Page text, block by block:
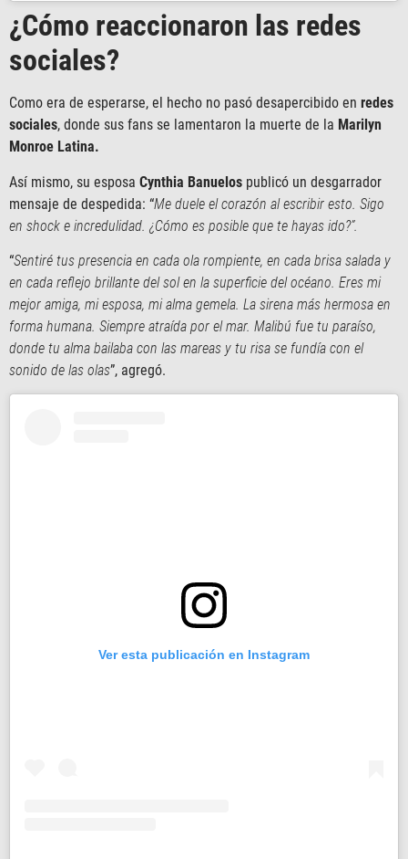
¿Cómo reaccionaron las redes
sociales?
Como era de esperarse, el hecho no pasó desapercibido en redes
sociales, donde sus fans se lamentaron la muerte de la Marilyn
Monroe Latina.
Así mismo, su esposa Cynthia Banuelos publicó un desgarrador
mensaje de despedida: “Me duele el corazón al escribir esto. Sigo
en shock e incredulidad. ¿Cómo es posible que te hayas ido?”.
“Sentiré tus presencia en cada ola rompiente, en cada brisa salada y
en cada reflejo brillante del sol en la superficie del océano. Eres mi
mejor amiga, mi esposa, mi alma gemela. La sirena más hermosa en
forma humana. Siempre atraída por el mar. Malibú fue tu paraíso,
donde tu alma bailaba con las mareas y tu risa se fundía con el
sonido de las olas”, agregó.
Ver esta publicación en Instagram